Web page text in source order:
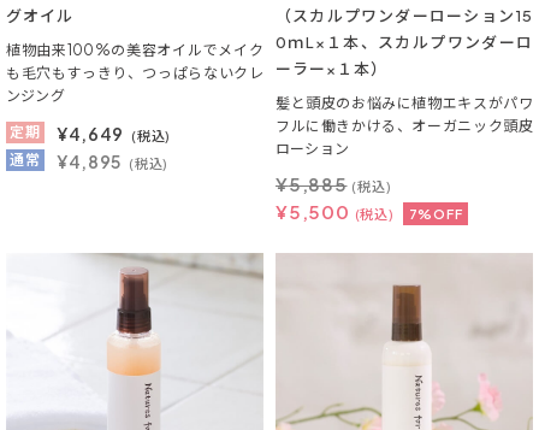
グオイル
植物由来100%の美容オイルでメイク
も毛穴もすっきり、つっぱらないクレ
ンジング
定期
¥4,649 (税込)
通常 ¥4,895 (税込)
（スカルプワンダーローション15
0ｍL×１本、スカルプワンダーロ
ーラー×１本）
髪と頭皮のお悩みに植物エキスがパワ
フルに働きかける、オーガニック頭皮
ローション
¥5,500 (税込) 7%OFF
¥5,885 (税込)